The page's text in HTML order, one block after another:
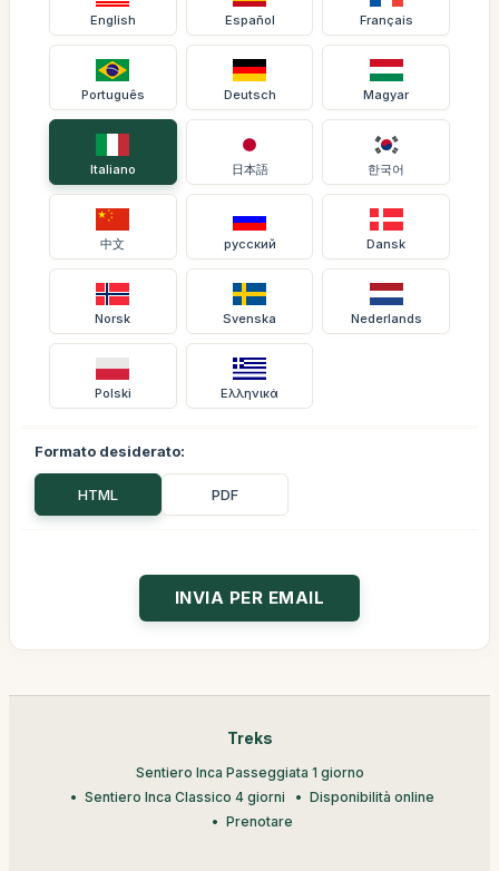
English Español Français
Português Deutsch Magyar
Italiano 日本語 한국어
中文 русский Dansk
Norsk Svenska Nederlands
Polski Ελληνικά
Formato desiderato:
HTML PDF
Treks
Sentiero Inca Passeggiata 1 giorno
Sentiero Inca Classico 4 giorni
Disponibilità online
Prenotare